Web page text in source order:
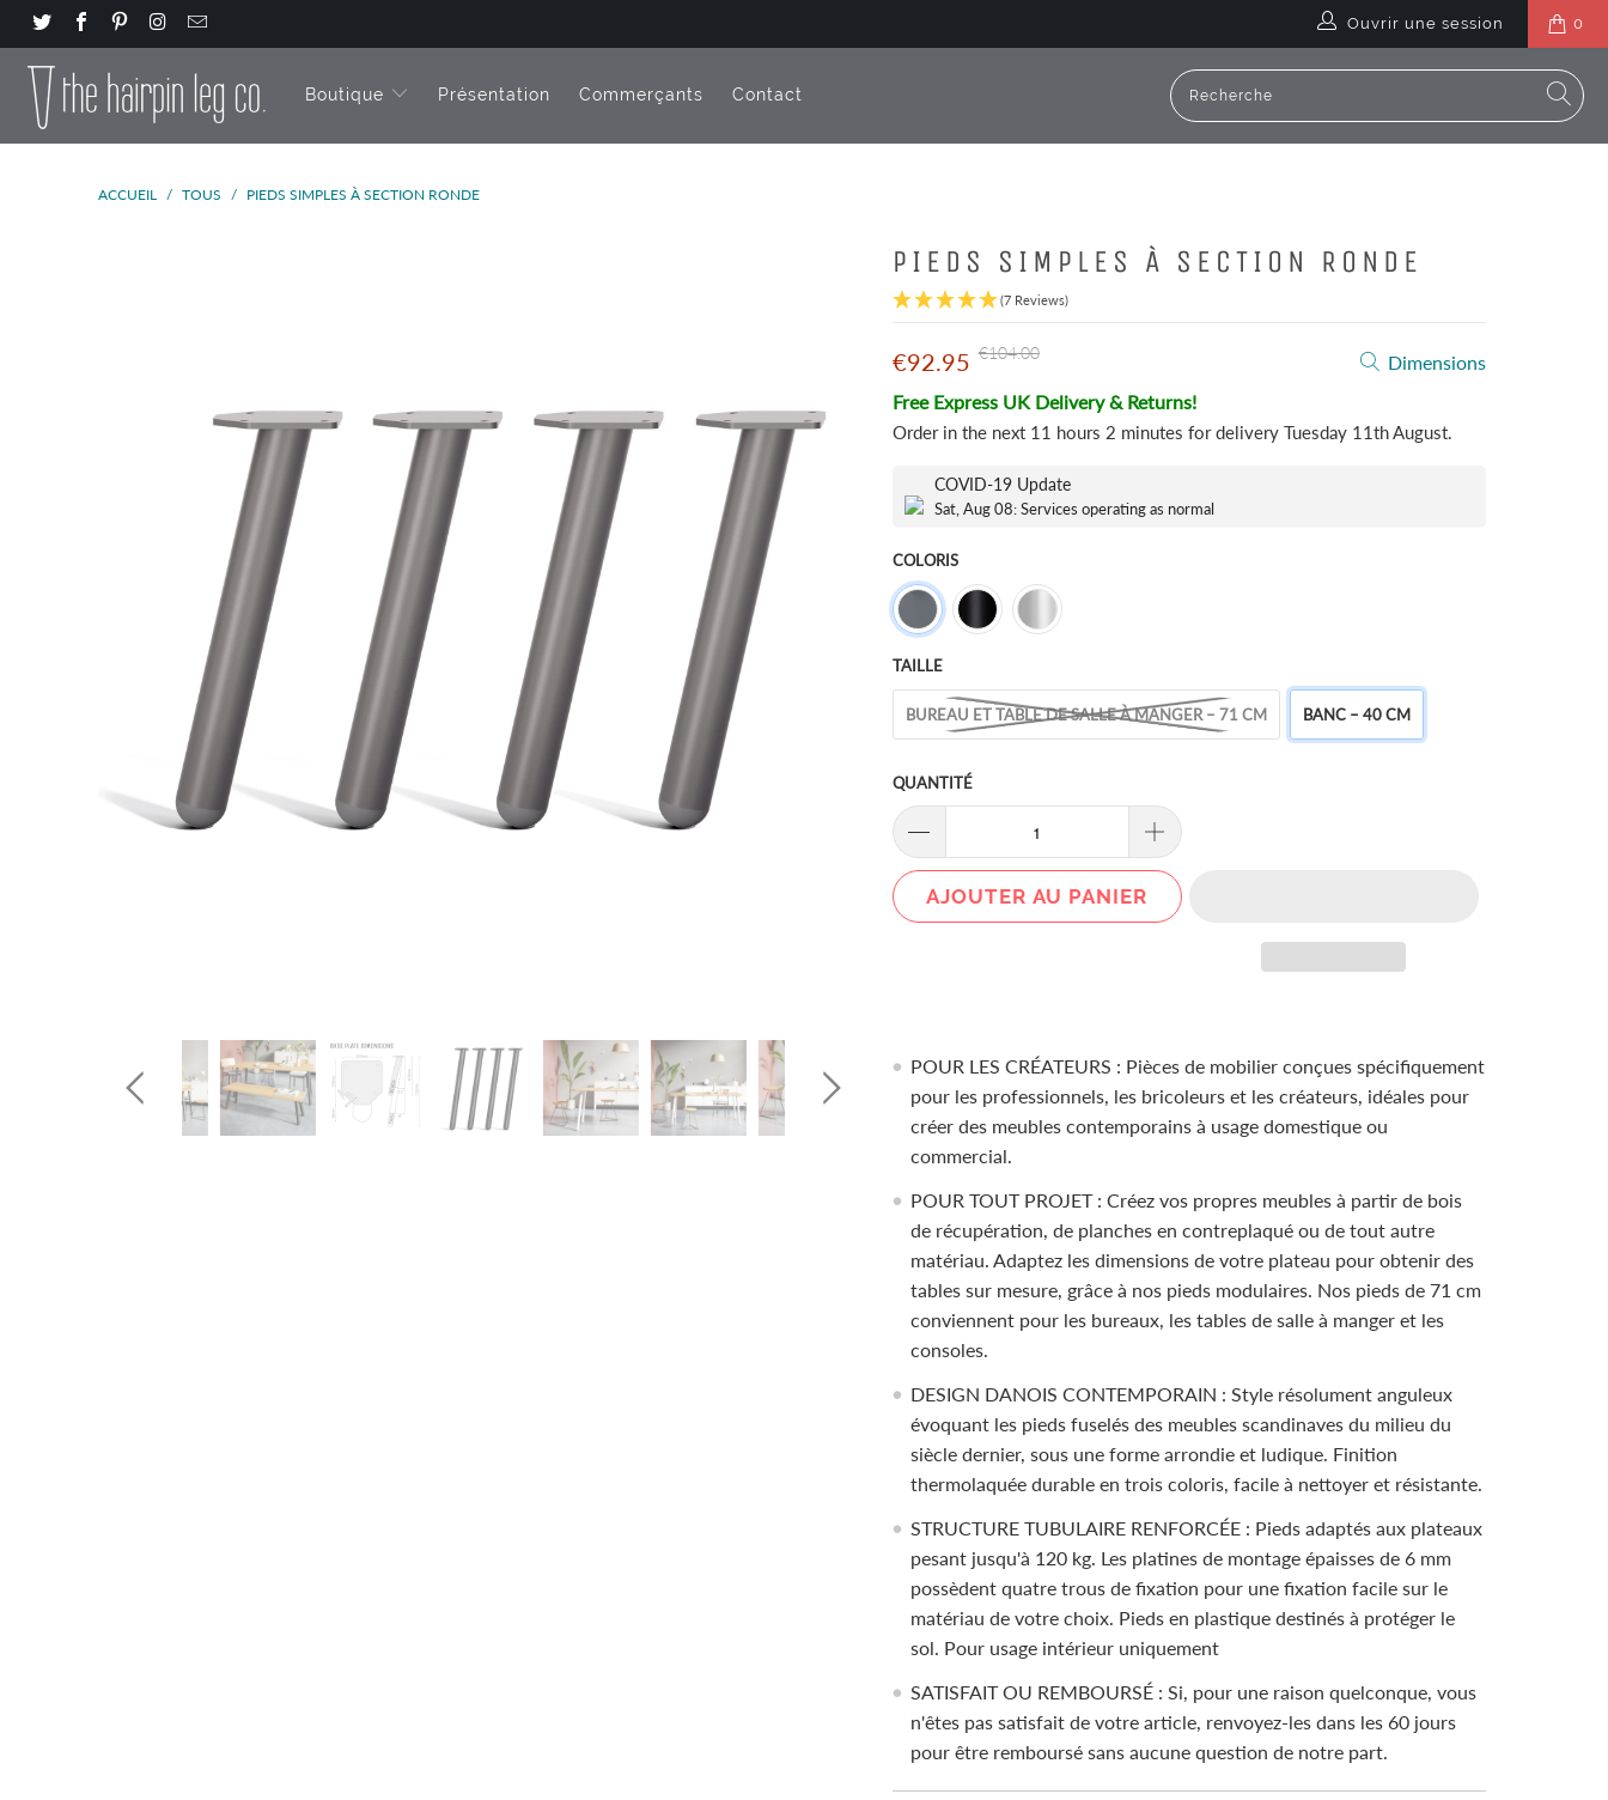
0
Ouvrir une session
Boutique Présentation Commerçants Contact
ACCUEIL / TOUS / PIEDS SIMPLES À SECTION RONDE
PIEDS SIMPLES À SECTION RONDE
(7 Reviews)
Dimensions
€92.95 €104.00
Free Express UK Delivery & Returns!
Order in the next 11 hours 2 minutes for delivery Tuesday 11th August.
COVID-19 Update
Sat, Aug 08: Services operating as normal
COLORIS
TAILLE
BUREAU ET TABLE DE SALLE À MANGER – 71 CM BANC – 40 CM
QUANTITÉ
AJOUTER AU PANIER
POUR LES CRÉATEURS : Pièces de mobilier conçues spécifiquement
pour les professionnels, les bricoleurs et les créateurs, idéales pour
créer des meubles contemporains à usage domestique ou
commercial.
POUR TOUT PROJET : Créez vos propres meubles à partir de bois
de récupération, de planches en contreplaqué ou de tout autre
matériau. Adaptez les dimensions de votre plateau pour obtenir des
tables sur mesure, grâce à nos pieds modulaires. Nos pieds de 71 cm
conviennent pour les bureaux, les tables de salle à manger et les
consoles.
DESIGN DANOIS CONTEMPORAIN : Style résolument anguleux
évoquant les pieds fuselés des meubles scandinaves du milieu du
siècle dernier, sous une forme arrondie et ludique. Finition
thermolaquée durable en trois coloris, facile à nettoyer et résistante.
STRUCTURE TUBULAIRE RENFORCÉE : Pieds adaptés aux plateaux
pesant jusqu'à 120 kg. Les platines de montage épaisses de 6 mm
possèdent quatre trous de fixation pour une fixation facile sur le
matériau de votre choix. Pieds en plastique destinés à protéger le
sol. Pour usage intérieur uniquement
SATISFAIT OU REMBOURSÉ : Si, pour une raison quelconque, vous
n'êtes pas satisfait de votre article, renvoyez-les dans les 60 jours
pour être remboursé sans aucune question de notre part.